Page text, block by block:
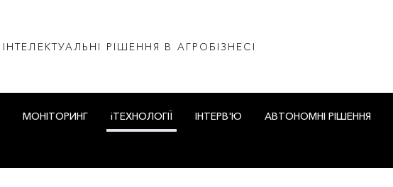
IНТЕЛЕКТУАЛЬНІ РІШЕННЯ В АГРОБІЗНЕСІ
МОНІТОРИНГ iТЕХНОЛОГІЇ ІНТЕРВ'Ю АВТОНОМНІ РІШЕННЯ